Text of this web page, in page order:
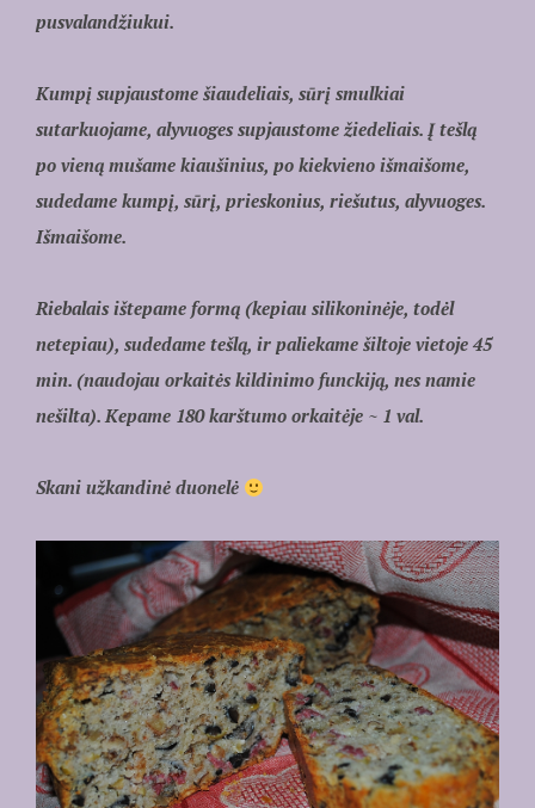
pusvalandžiukui.
Kumpį supjaustome šiaudeliais, sūrį smulkiai
sutarkuojame, alyvuoges supjaustome žiedeliais. Į tešlą
po vieną mušame kiaušinius, po kiekvieno išmaišome,
sudedame kumpį, sūrį, prieskonius, riešutus, alyvuoges.
Išmaišome.
Riebalais ištepame formą (kepiau silikoninėje, todėl
netepiau), sudedame tešlą, ir paliekame šiltoje vietoje 45
min. (naudojau orkaitės kildinimo funckiją, nes namie
nešilta). Kepame 180 karštumo orkaitėje ~ 1 val.
Skani užkandinė duonelė